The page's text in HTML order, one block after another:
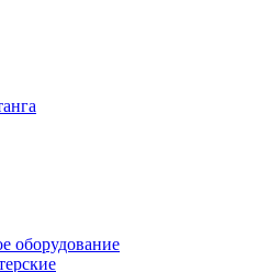
оборудование